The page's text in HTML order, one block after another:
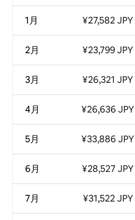
1月
2月
3月
4月
5月
6月
7月
¥27,582 JPY
¥23,799 JPY
¥26,321 JPY
¥26,636 JPY
¥33,886 JPY
¥28,527 JPY
¥31,522 JPY